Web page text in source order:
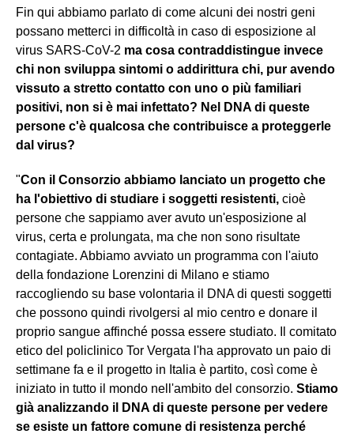
Fin qui abbiamo parlato di come alcuni dei nostri geni
possano metterci in difficoltà in caso di esposizione al
virus SARS-CoV-2 ma cosa contraddistingue invece
chi non sviluppa sintomi o addirittura chi, pur avendo
vissuto a stretto contatto con uno o più familiari
positivi, non si è mai infettato? Nel DNA di queste
persone c'è qualcosa che contribuisce a proteggerle
dal virus?
"Con il Consorzio abbiamo lanciato un progetto che
ha l'obiettivo di studiare i soggetti resistenti, cioè
persone che sappiamo aver avuto un'esposizione al
virus, certa e prolungata, ma che non sono risultate
contagiate. Abbiamo avviato un programma con l'aiuto
della fondazione Lorenzini di Milano e stiamo
raccogliendo su base volontaria il DNA di questi soggetti
che possono quindi rivolgersi al mio centro e donare il
proprio sangue affinché possa essere studiato. Il comitato
etico del policlinico Tor Vergata l'ha approvato un paio di
settimane fa e il progetto in Italia è partito, così come è
iniziato in tutto il mondo nell'ambito del consorzio. Stiamo
già analizzando il DNA di queste persone per vedere
se esiste un fattore comune di resistenza perché